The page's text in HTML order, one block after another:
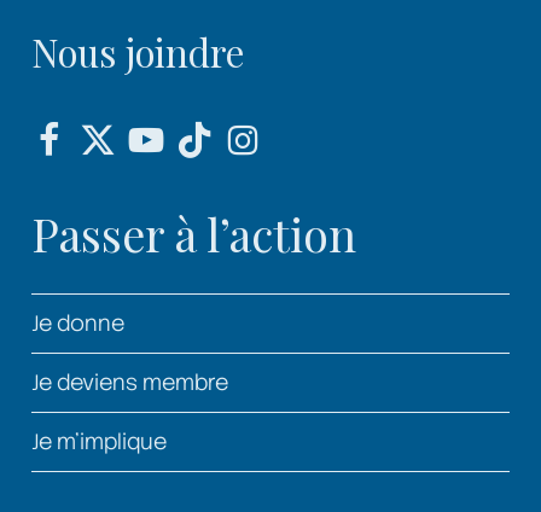
Nous joindre
Passer à l’action
Je donne
Je deviens membre
Je m’implique